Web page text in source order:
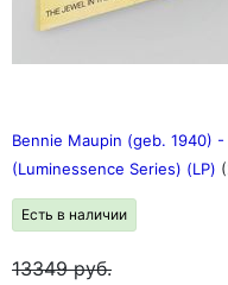
Bennie Maupin (geb. 1940)
(Luminessence Series) (LP)
Есть в наличии
13349руб.